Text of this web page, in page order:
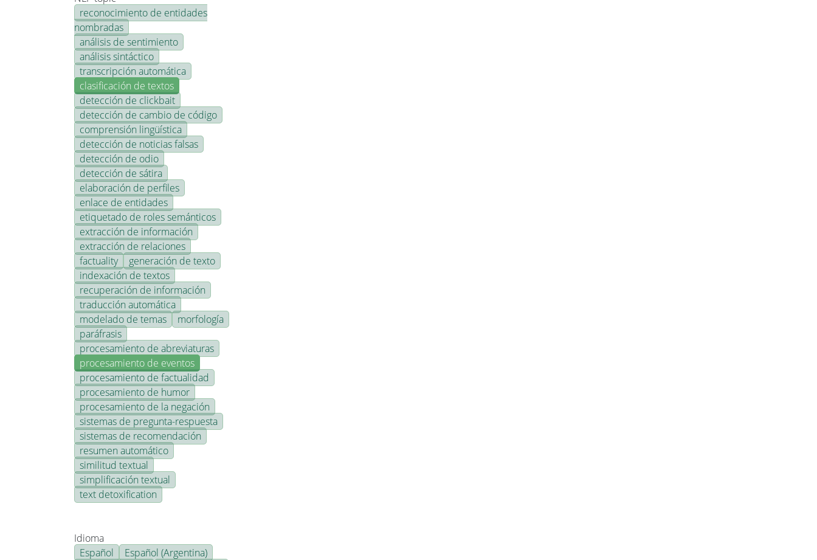
reconocimiento de entidades
nombradas
análisis de sentimiento
análisis sintáctico
transcripción automática
clasificación de textos
detección de clickbait
detección de cambio de código
comprensión lingüística
detección de noticias falsas
detección de odio
detección de sátira
elaboración de perfiles
enlace de entidades
etiquetado de roles semánticos
extracción de información
extracción de relaciones
factuality
generación de texto
indexación de textos
recuperación de información
traducción automática
modelado de temas
morfología
paráfrasis
procesamiento de abreviaturas
procesamiento de eventos
procesamiento de factualidad
procesamiento de humor
procesamiento de la negación
sistemas de pregunta-respuesta
sistemas de recomendación
resumen automático
similitud textual
simplificación textual
text detoxification
Idioma
Español
Español (Argentina)